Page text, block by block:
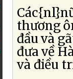
thương
đầu và
đưa về
và điều